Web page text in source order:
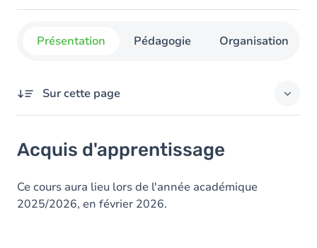
Présentation Pédagogie Organisation
Sur cette page
Objectifs
Contenu
Acquis d'apprentissage
Ce cours aura lieu lors de l'année académique
2025/2026, en février 2026.